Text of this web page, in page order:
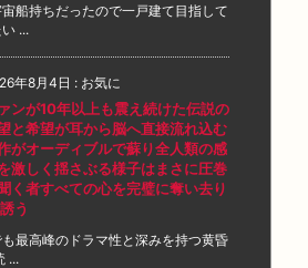
船持ちだったので一戸建て目指して
...
年8月4日 : お気に
ンが10年以上も震え続けた伝説の
と希望が耳から脳へ直接流れ込む
がオーディブルで蘇り全人類の感
激しく揺さぶる様子はまさに圧巻
く者すべての心を完璧に奪い去り
う
最高峰のドラマ性と深みを持つ黄昏
...